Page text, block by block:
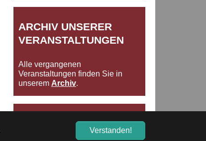
Verstanden!
ARCHIV UNSERER
VERANSTALTUNGEN
Alle vergangenen
Veranstaltungen finden Sie in
unserem Archiv.
Impressum/Datenschutz